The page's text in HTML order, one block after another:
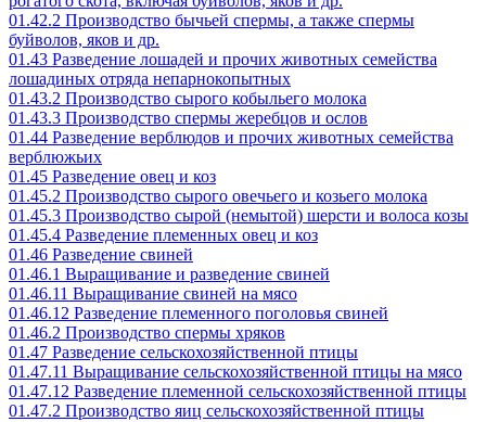
01.42.2 Производство бычьей спермы, а также спермы
буйволов, яков и др.
01.43 Разведение лошадей и прочих животных семейства
лошадиных отряда непарнокопытных
01.43.2 Производство сырого кобыльего молока
01.43.3 Производство спермы жеребцов и ослов
01.44 Разведение верблюдов и прочих животных семейства
верблюжьих
01.45 Разведение овец и коз
01.45.2 Производство сырого овечьего и козьего молока
01.45.3 Производство сырой (немытой) шерсти и волоса козы
01.45.4 Разведение племенных овец и коз
01.46 Разведение свиней
01.46.1 Выращивание и разведение свиней
01.46.11 Выращивание свиней на мясо
01.46.12 Разведение племенного поголовья свиней
01.46.2 Производство спермы хряков
01.47 Разведение сельскохозяйственной птицы
01.47.11 Выращивание сельскохозяйственной птицы на мясо
01.47.12 Разведение племенной сельскохозяйственной птицы
01.47.2 Производство яиц сельскохозяйственной птицы